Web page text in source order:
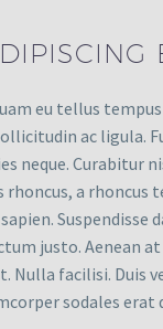
eu tellus
ac ligula.
neque.
a
justo. Aenean
Nulla facilisi.
sodales erat